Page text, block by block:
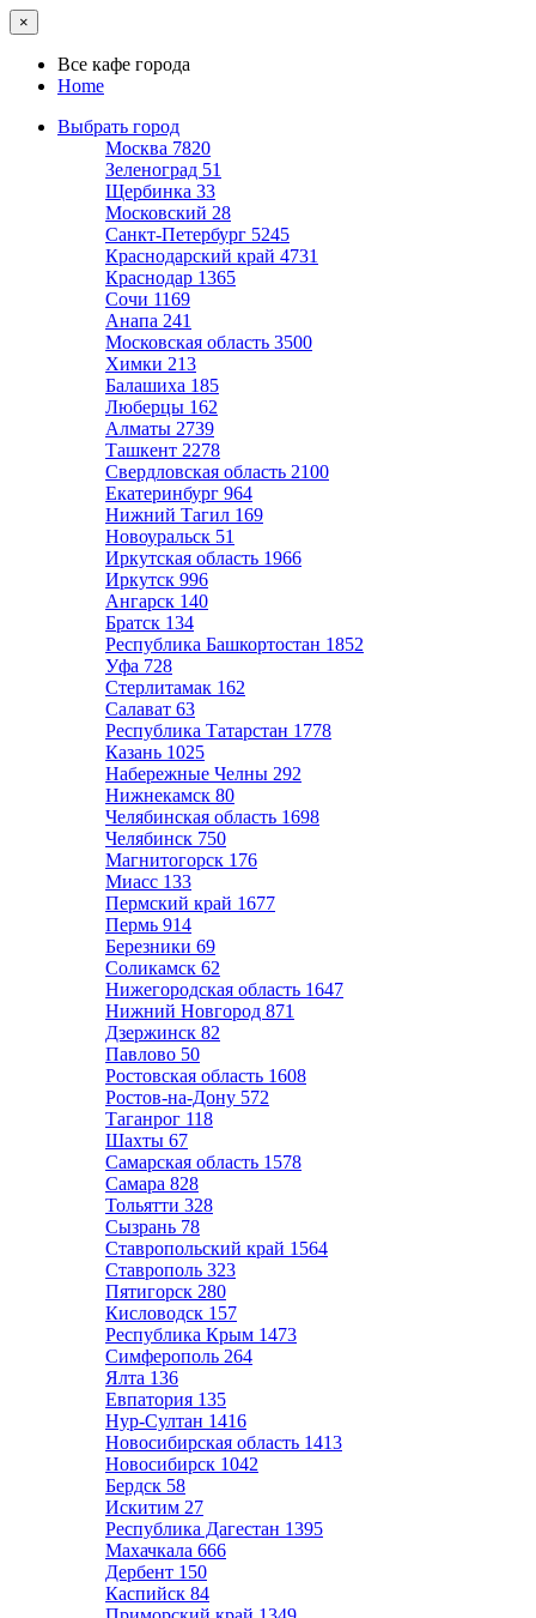
×
Все кафе города
Home
Выбрать город
Москва 7820
Зеленоград 51
Щербинка 33
Московский 28
Санкт-Петербург 5245
Краснодарский край 4731
Краснодар 1365
Сочи 1169
Анапа 241
Московская область 3500
Химки 213
Балашиха 185
Люберцы 162
Алматы 2739
Ташкент 2278
Свердловская область 2100
Екатеринбург 964
Нижний Тагил 169
Новоуральск 51
Иркутская область 1966
Иркутск 996
Ангарск 140
Братск 134
Республика Башкортостан 1852
Уфа 728
Стерлитамак 162
Салават 63
Республика Татарстан 1778
Казань 1025
Набережные Челны 292
Нижнекамск 80
Челябинская область 1698
Челябинск 750
Магнитогорск 176
Миасс 133
Пермский край 1677
Пермь 914
Березники 69
Соликамск 62
Нижегородская область 1647
Нижний Новгород 871
Дзержинск 82
Павлово 50
Ростовская область 1608
Ростов-на-Дону 572
Таганрог 118
Шахты 67
Самарская область 1578
Самара 828
Тольятти 328
Сызрань 78
Ставропольский край 1564
Ставрополь 323
Пятигорск 280
Кисловодск 157
Республика Крым 1473
Симферополь 264
Ялта 136
Евпатория 135
Нур-Султан 1416
Новосибирская область 1413
Новосибирск 1042
Бердск 58
Искитим 27
Республика Дагестан 1395
Махачкала 666
Дербент 150
Каспийск 84